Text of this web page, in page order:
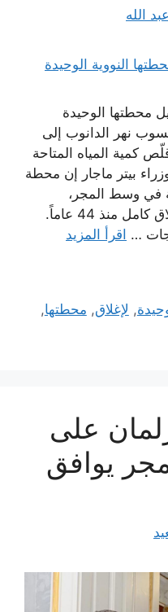
الله
محطتها الوحيدة
نهر الدانوب إلى
كمية المياه المتاحة
بيتر ماجار إن محطة
في وسط المجر،
ستُوقف يوم الأحد، في أول إغلاق كامل منذ 44 عاماً.
… اقرأ المزيد
, لإغلاق, محطتها,
على
يوافق